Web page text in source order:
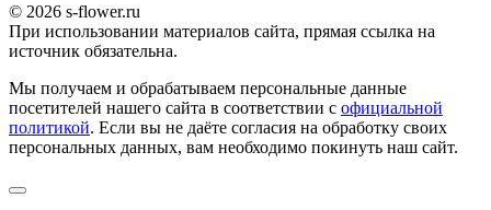
© 2026 s-flower.ru
При использовании материалов сайта, прямая ссылка на
источник обязательна.
Мы получаем и обрабатываем персональные данные
посетителей нашего сайта в соответствии с официальной
политикой. Если вы не даёте согласия на обработку своих
персональных данных, вам необходимо покинуть наш сайт.